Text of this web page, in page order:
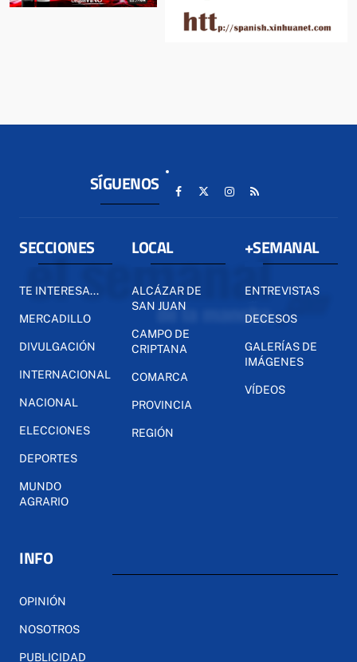
SÍGUENOS
SECCIONES
TE INTERESA...
MERCADILLO
DIVULGACIÓN
INTERNACIONAL
NACIONAL
ELECCIONES
DEPORTES
MUNDO
AGRARIO
LOCAL
ALCÁZAR DE
SAN JUAN
CAMPO DE
CRIPTANA
COMARCA
PROVINCIA
REGIÓN
+SEMANAL
ENTREVISTAS
DECESOS
GALERÍAS DE
IMÁGENES
VÍDEOS
INFO
OPINIÓN
NOSOTROS
PUBLICIDAD